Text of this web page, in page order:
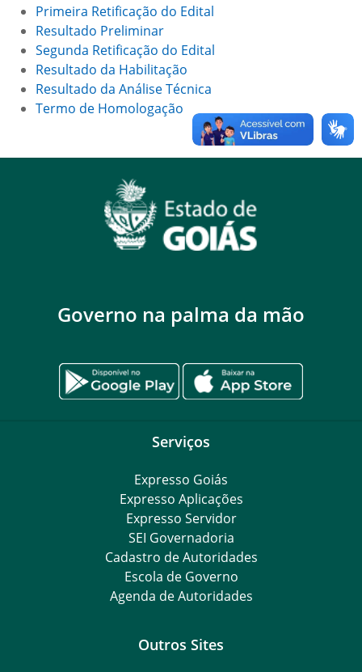
Primeira Retificação do Edital
Resultado Preliminar
Segunda Retificação do Edital
Resultado da Habilitação
Resultado da Análise Técnica
Termo de Homologação
Governo na palma da mão
Serviços
Expresso Goiás
Expresso Aplicações
Expresso Servidor
SEI Governadoria
Cadastro de Autoridades
Escola de Governo
Agenda de Autoridades
Outros Sites